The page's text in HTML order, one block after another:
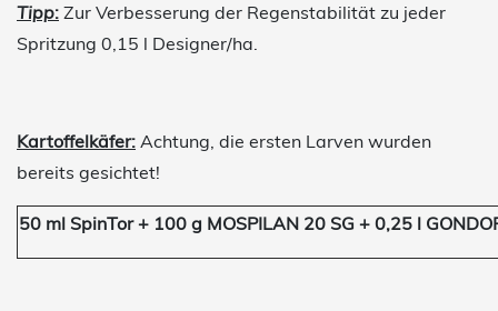
Tipp: Zur Verbesserung der Regenstabilität zu jeder
Spritzung 0,15 l Designer/ha.
Kartoffelkäfer: Achtung, die ersten Larven wurden
bereits gesichtet!
50 ml SpinTor + 100 g MOSPILAN 20 SG + 0,25 l